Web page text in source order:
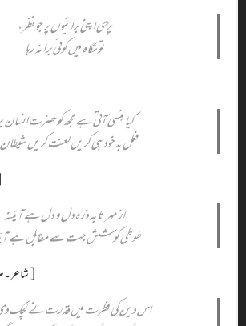
پڑی اپنی برائیوں پر جو نظر،
تو نگاہ میں کوئی برا نہ رہا
کیا ہنسی آتی ہے مجھ کو حضرت انسان
فعل بد خود ہی کریں لعنت کریں
از مہر تا بہ ذرّہ دل و دل ہے آئینہ
طوطی کوشش جہت سے مقابل ہے
اس دین کی فطرت میں قدرت نے لچک